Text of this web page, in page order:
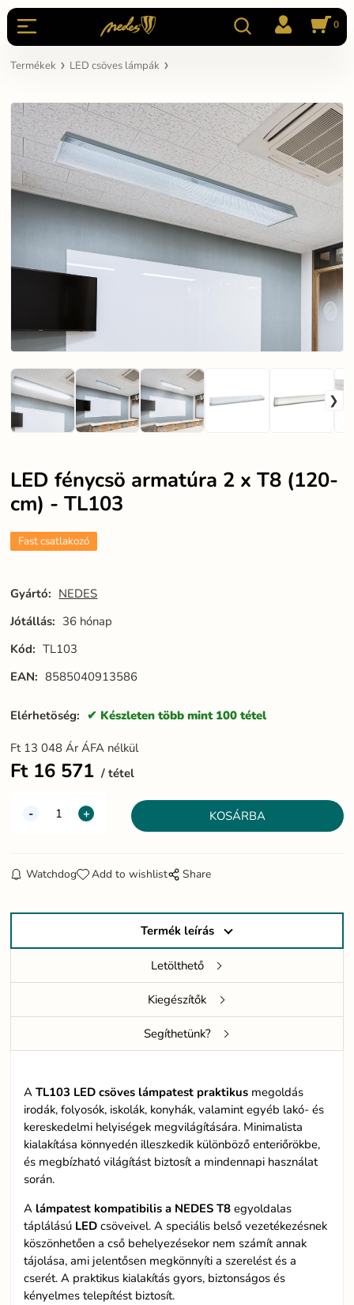
0
Termékek LED csöves lámpák
LED fénycsö armatúra 2 x T8 (120-
cm) - TL103
Fast csatlakozó
Gyártó: NEDES
Jótállás: 36 hónap
Kód: TL103
EAN: 8585040913586
Elérhetöség: Készleten több mint 100 tétel
Ft 13 048 Ár ÁFA nélkül
Ft 16 571 tétel
Watchdog Add to wishlist Share
Termék leírás
Letölthető
Kiegészítők
Segíthetünk?
A TL103 LED csöves lámpatest praktikus megoldás
irodák, folyosók, iskolák, konyhák, valamint egyéb lakó- és
kereskedelmi helyiségek megvilágítására. Minimalista
kialakítása könnyedén illeszkedik különböző enteriőrökbe,
és megbízható világítást biztosít a mindennapi használat
során.
A lámpatest kompatibilis a NEDES T8 egyoldalas
táplálású LED csöveivel. A speciális belső vezetékezésnek
köszönhetően a cső behelyezésekor nem számít annak
tájolása, ami jelentősen megkönnyíti a szerelést és a
cserét. A praktikus kialakítás gyors, biztonságos és
kényelmes telepítést biztosít.